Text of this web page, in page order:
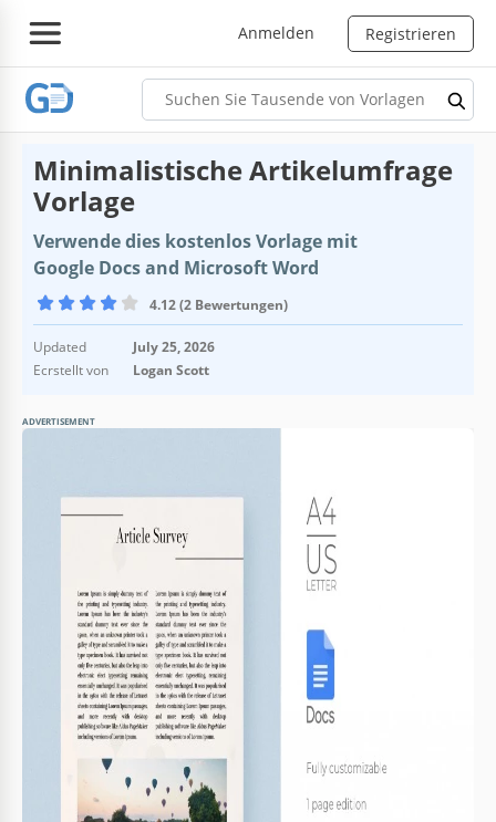
Anmelden Registrieren
Minimalistische Artikelumfrage
Vorlage
Verwende dies kostenlos Vorlage mit
Google Docs and Microsoft Word
4.12 (2 Bewertungen)
Updated
July 25, 2026
Ecrstellt von
Logan Scott
ADVERTISEMENT